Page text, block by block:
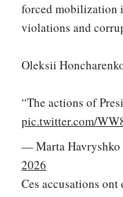
forced mobilization
violations and
Oleksii
“The actions of
pic.twitter.com/
— Marta
2026
Ces accusations